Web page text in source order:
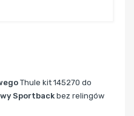
Thule kit 145270 do
Sportback bez relingów